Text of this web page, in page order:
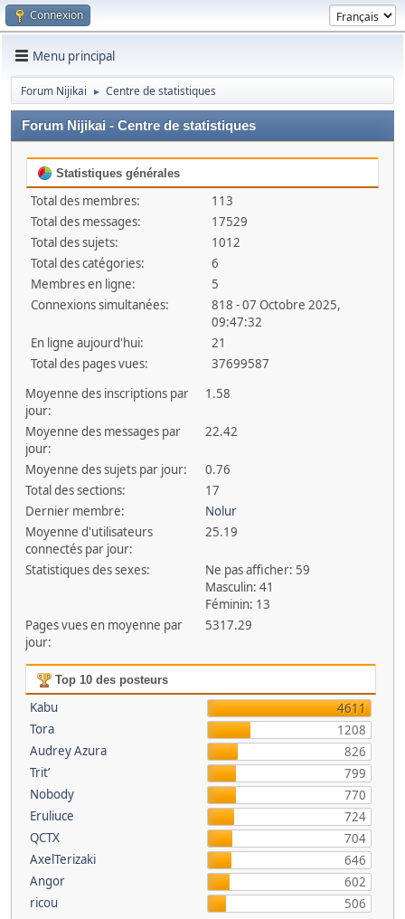
Connexion
Menu principal
Forum Nijikai ► Centre de statistiques
Forum Nijikai - Centre de statistiques
Statistiques générales
Total des membres:
113
Total des messages:
17529
Total des sujets:
1012
Total des catégories:
6
Membres en ligne:
5
Connexions simultanées:
818 - 07 Octobre 2025,
09:47:32
En ligne aujourd'hui:
21
Total des pages vues:
37699587
Moyenne des inscriptions par
jour:
1.58
Moyenne des messages par
jour:
22.42
Moyenne des sujets par jour:
0.76
Total des sections:
17
Dernier membre:
Nolur
Moyenne d'utilisateurs
connectés par jour:
25.19
Statistiques des sexes:
Ne pas afficher: 59
Masculin: 41
Féminin: 13
Pages vues en moyenne par
jour:
5317.29
Top 10 des posteurs
Kabu
4611
Tora
1208
Audrey Azura
826
Trit’
799
Nobody
770
Eruliuce
724
QCTX
704
AxelTerizaki
646
Angor
602
ricou
506